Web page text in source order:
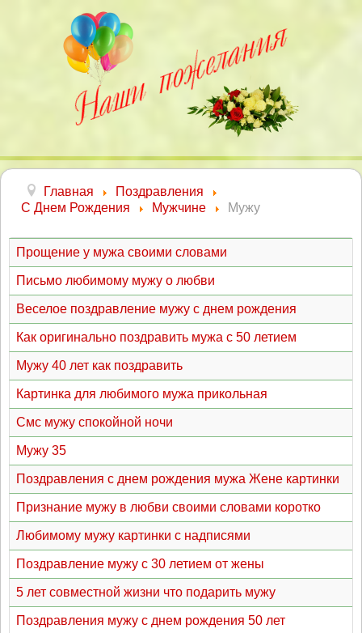
Главная
Поздравления
С Днем Рождения
Мужчине Мужу
Прощение у мужа своими словами
Письмо любимому мужу о любви
Веселое поздравление мужу с днем рождения
Как оригинально поздравить мужа с 50 летием
Мужу 40 лет как поздравить
Картинка для любимого мужа прикольная
Смс мужу спокойной ночи
Мужу 35
Поздравления с днем рождения мужа Жене картинки
Признание мужу в любви своими словами коротко
Любимому мужу картинки с надписями
Поздравление мужу с 30 летием от жены
5 лет совместной жизни что подарить мужу
Поздравления мужу с днем рождения 50 лет